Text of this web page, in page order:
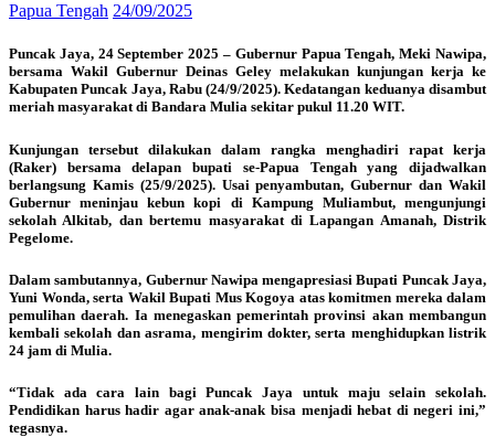
Papua Tengah 24/09/2025
Puncak Jaya, 24 September 2025 – Gubernur Papua Tengah, Meki Nawipa,
bersama Wakil Gubernur Deinas Geley melakukan kunjungan kerja ke
Kabupaten Puncak Jaya, Rabu (24/9/2025). Kedatangan keduanya disambut
meriah masyarakat di Bandara Mulia sekitar pukul 11.20 WIT.
Kunjungan tersebut dilakukan dalam rangka menghadiri rapat kerja
(Raker) bersama delapan bupati se-Papua Tengah yang dijadwalkan
berlangsung Kamis (25/9/2025). Usai penyambutan, Gubernur dan Wakil
Gubernur meninjau kebun kopi di Kampung Muliambut, mengunjungi
sekolah Alkitab, dan bertemu masyarakat di Lapangan Amanah, Distrik
Pegelome.
Dalam sambutannya, Gubernur Nawipa mengapresiasi Bupati Puncak Jaya,
Yuni Wonda, serta Wakil Bupati Mus Kogoya atas komitmen mereka dalam
pemulihan daerah. Ia menegaskan pemerintah provinsi akan membangun
kembali sekolah dan asrama, mengirim dokter, serta menghidupkan listrik
24 jam di Mulia.
“Tidak ada cara lain bagi Puncak Jaya untuk maju selain sekolah.
Pendidikan harus hadir agar anak-anak bisa menjadi hebat di negeri ini,”
tegasnya.